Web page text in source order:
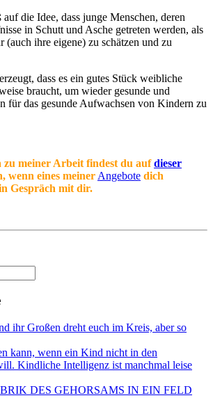
die Idee, dass junge Menschen, deren
in Schutt und Asche getreten werden, als
(auch ihre eigene) zu schätzen und zu
dass es ein gutes Stück weibliche
braucht, um wieder gesunde und
für das gesunde Aufwachsen von Kindern zu
meiner Arbeit findest du aufdieser
wenn eines meiner Angebote dich
Gespräch mit dir.
ihr Großen dreht euch im Kreis, aber so
kann, wenn ein Kind nicht in den
Kindliche Intelligenz ist manchmal leise
DES GEHORSAMS IN EIN FELD